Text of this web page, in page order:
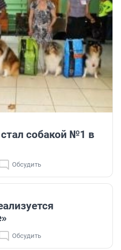
собакой №1 в
Обсудить
Обсудить